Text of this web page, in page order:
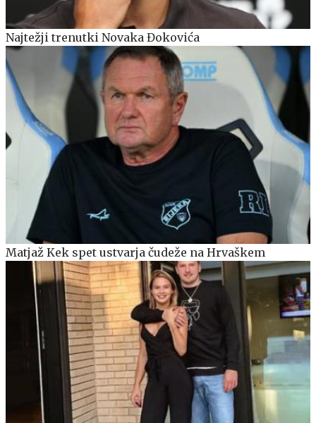
Najtežji trenutki Novaka Đokovića
Matjaž Kek spet ustvarja čudeže na Hrvaškem